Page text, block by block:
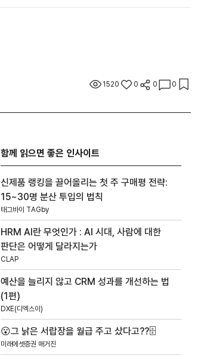
1520 0 0 0
함께 읽으면 좋은 인사이트
신제품 랭킹을 끌어올리는 첫 주 구매평 전략:
15~30명 분산 투입의 법칙
태그바이 TAGby
HRM AI란 무엇인가 : AI 시대, 사람에 대한
판단은 어떻게 달라지는가
CLAP
예산을 늘리지 않고 CRM 성과를 개선하는 법
(1편)
DXE(디엑스이)
😮그 낡은 서랍장을 월급 주고 샀다고??🗄️
미래에셋증권 매거진